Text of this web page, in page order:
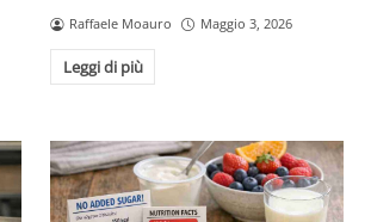
Raffaele Moauro Maggio 3, 2026
Leggi di più